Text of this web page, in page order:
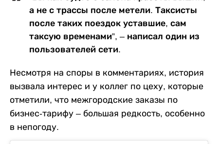
а не с трассы после метели. Таксисты
после таких поездок уставшие, сам
таксую временами”, – написал один из
пользователей сети.
Несмотря на споры в комментариях, история
вызвала интерес и у коллег по цеху, которые
отметили, что межгородские заказы по
бизнес-тарифу – большая редкость, особенно
в непогоду.